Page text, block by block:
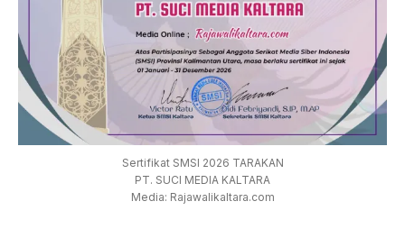
Sertifikat SMSI 2026 TARAKAN
PT. SUCI MEDIA KALTARA
Media: Rajawalikaltara.com